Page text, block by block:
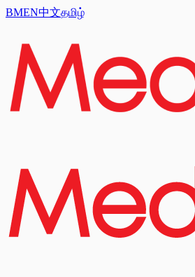
BMEN中文தமிழ்